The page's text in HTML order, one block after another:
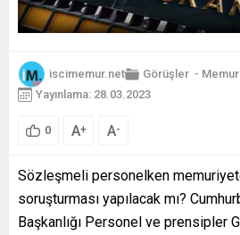
iscimemur.net Görüşler - Memur
Yayınlama: 28.03.2023
0 A+ A-
Sözleşmeli personelken
soruşturması yapılacak mı?
Başkanlığı Personel ve prensipler